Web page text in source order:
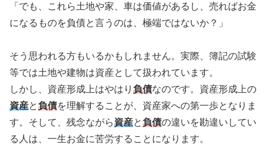
「でも、これら土地や家、車は価値があるし、売ればお金
になるものを負債と言うのは、極端ではないか？」
そう思われる方もいるかもしれません。実際、簿記の試験
等では土地や建物は資産として扱われています。
しかし、資産形成上はやはり 負債なのです。資産形成上の
資産と負債を理解することが、資産家への第一歩となりま
す。そして、残念ながら資産と負債の違いを勘違いしてい
る人は、一生お金に苦労することになります。